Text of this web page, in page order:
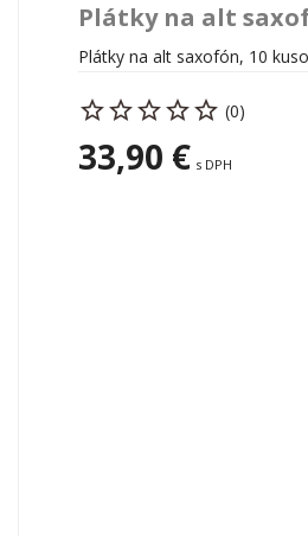
Plátky na alt
Plátky na alt saxofón, 10
(0)
33,90 € s DPH